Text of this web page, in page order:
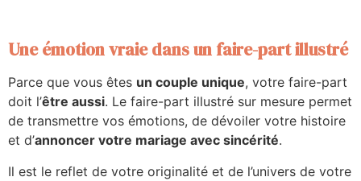
Une émotion vraie dans un faire-part illustré
Parce que vous êtes un couple unique, votre faire-part
doit l’être aussi. Le faire-part illustré sur mesure permet
de transmettre vos émotions, de dévoiler votre histoire
et d’annoncer votre mariage avec sincérité.
Il est le reflet de votre originalité et de l’univers de votre